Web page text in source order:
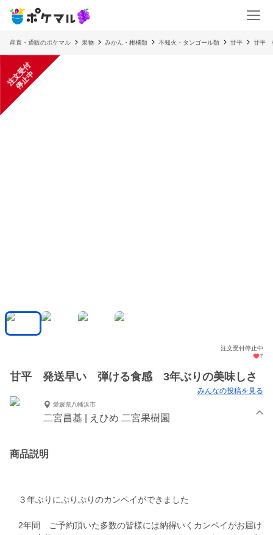
産直・通販のポケマル 果物 みかん・柑橘類 不知火・タンゴール類 甘平 甘平
注
文
受
付
停
止
中
注文受付停止中
7
甘平 発送早い 弾ける食感 3年ぶりの美味しさ
みんなの投稿を見る
愛媛県八幡浜市
二宮昌基 | えひめ 二宮果樹園
商品説明
３年ぶりにぷりぷりのカンペイができました
2年間 ご予約頂いた多数の皆様には納得いくカンペイがお届け